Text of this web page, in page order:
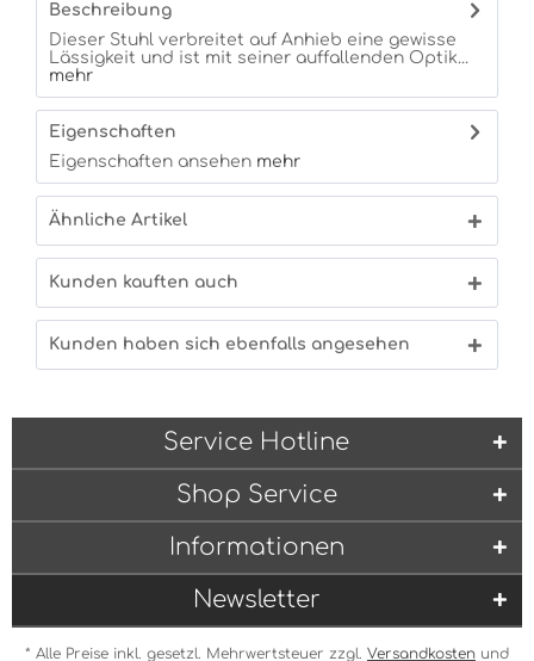
Beschreibung
Dieser Stuhl verbreitet auf Anhieb eine gewisse
Lässigkeit und ist mit seiner auffallenden Optik...
mehr
Eigenschaften
Eigenschaften ansehen mehr
Ähnliche Artikel
Kunden kauften auch
Kunden haben sich ebenfalls angesehen
Service Hotline
Shop Service
Informationen
Newsletter
* Alle Preise inkl. gesetzl. Mehrwertsteuer zzgl. Versandkosten und